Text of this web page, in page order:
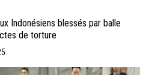
Indonésiens blessés par balle
de torture